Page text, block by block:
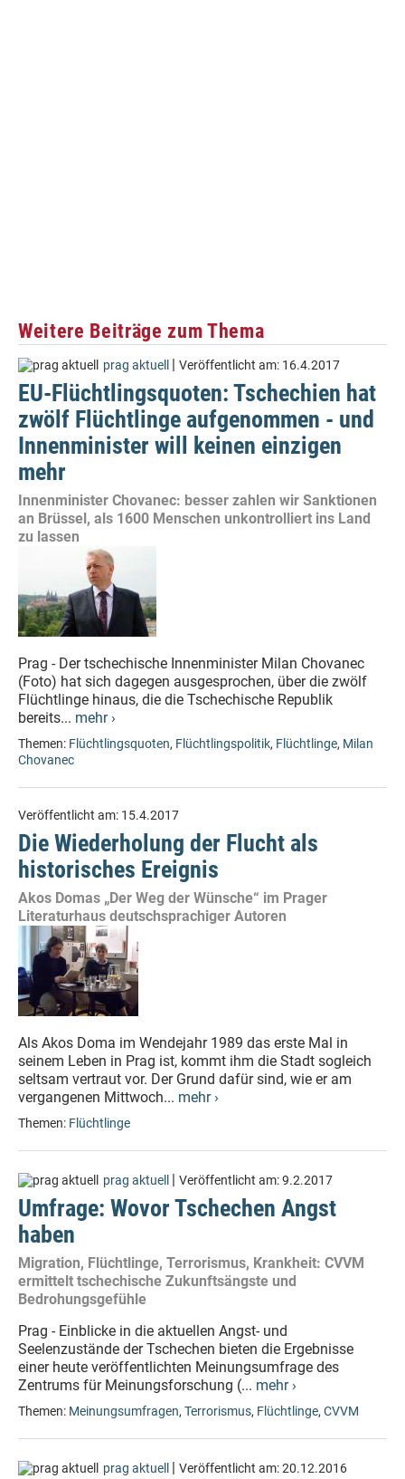
Weitere Beiträge zum Thema
prag aktuell | Veröffentlicht am: 16.4.2017
EU-Flüchtlingsquoten: Tschechien hat
zwölf Flüchtlinge aufgenommen - und
Innenminister will keinen einzigen
mehr
Innenminister Chovanec: besser zahlen wir Sanktionen
an Brüssel, als 1600 Menschen unkontrolliert ins Land
zu lassen
Prag - Der tschechische Innenminister Milan Chovanec
(Foto) hat sich dagegen ausgesprochen, über die zwölf
Flüchtlinge hinaus, die die Tschechische Republik
bereits... mehr ›
Themen: Flüchtlingsquoten, Flüchtlingspolitik, Flüchtlinge, Milan
Chovanec
Veröffentlicht am: 15.4.2017
Die Wiederholung der Flucht als
historisches Ereignis
Akos Domas „Der Weg der Wünsche“ im Prager
Literaturhaus deutschsprachiger Autoren
Als Akos Doma im Wendejahr 1989 das erste Mal in
seinem Leben in Prag ist, kommt ihm die Stadt sogleich
seltsam vertraut vor. Der Grund dafür sind, wie er am
vergangenen Mittwoch... mehr ›
Themen: Flüchtlinge
prag aktuell | Veröffentlicht am:9.2.2017
Umfrage: Wovor Tschechen Angst
haben
Migration, Flüchtlinge, Terrorismus, Krankheit: CVVM
ermittelt tschechische Zukunftsängste und
Bedrohungsgefühle
Prag - Einblicke in die aktuellen Angst- und
Seelenzustände der Tschechen bieten die Ergebnisse
einer heute veröffentlichten Meinungsumfrage des
Zentrums für Meinungsforschung (... mehr ›
Themen: Meinungsumfragen, Terrorismus, Flüchtlinge, CVVM
prag aktuell | Veröffentlicht am:20.12.2016